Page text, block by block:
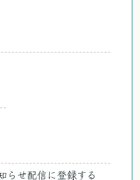
らせ配信に登録する